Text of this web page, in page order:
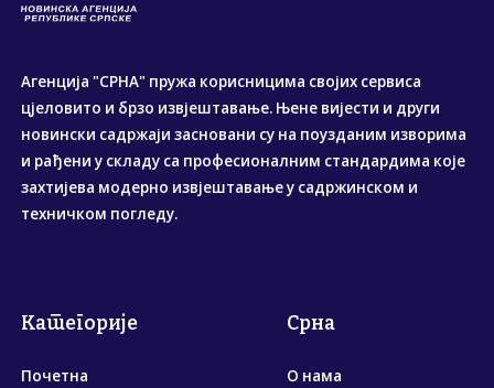
Агенција "СРНА" пружа корисницима својих сервиса
цјеловито и брзо извјештавање. Њене вијести и други
новински садржаји засновани су на поузданим изворима
и рађени у складу са професионалним стандардима које
захтијева модерно извјештавање у садржинском и
техничком погледу.
Категорије
Почетна
Срна
О нама